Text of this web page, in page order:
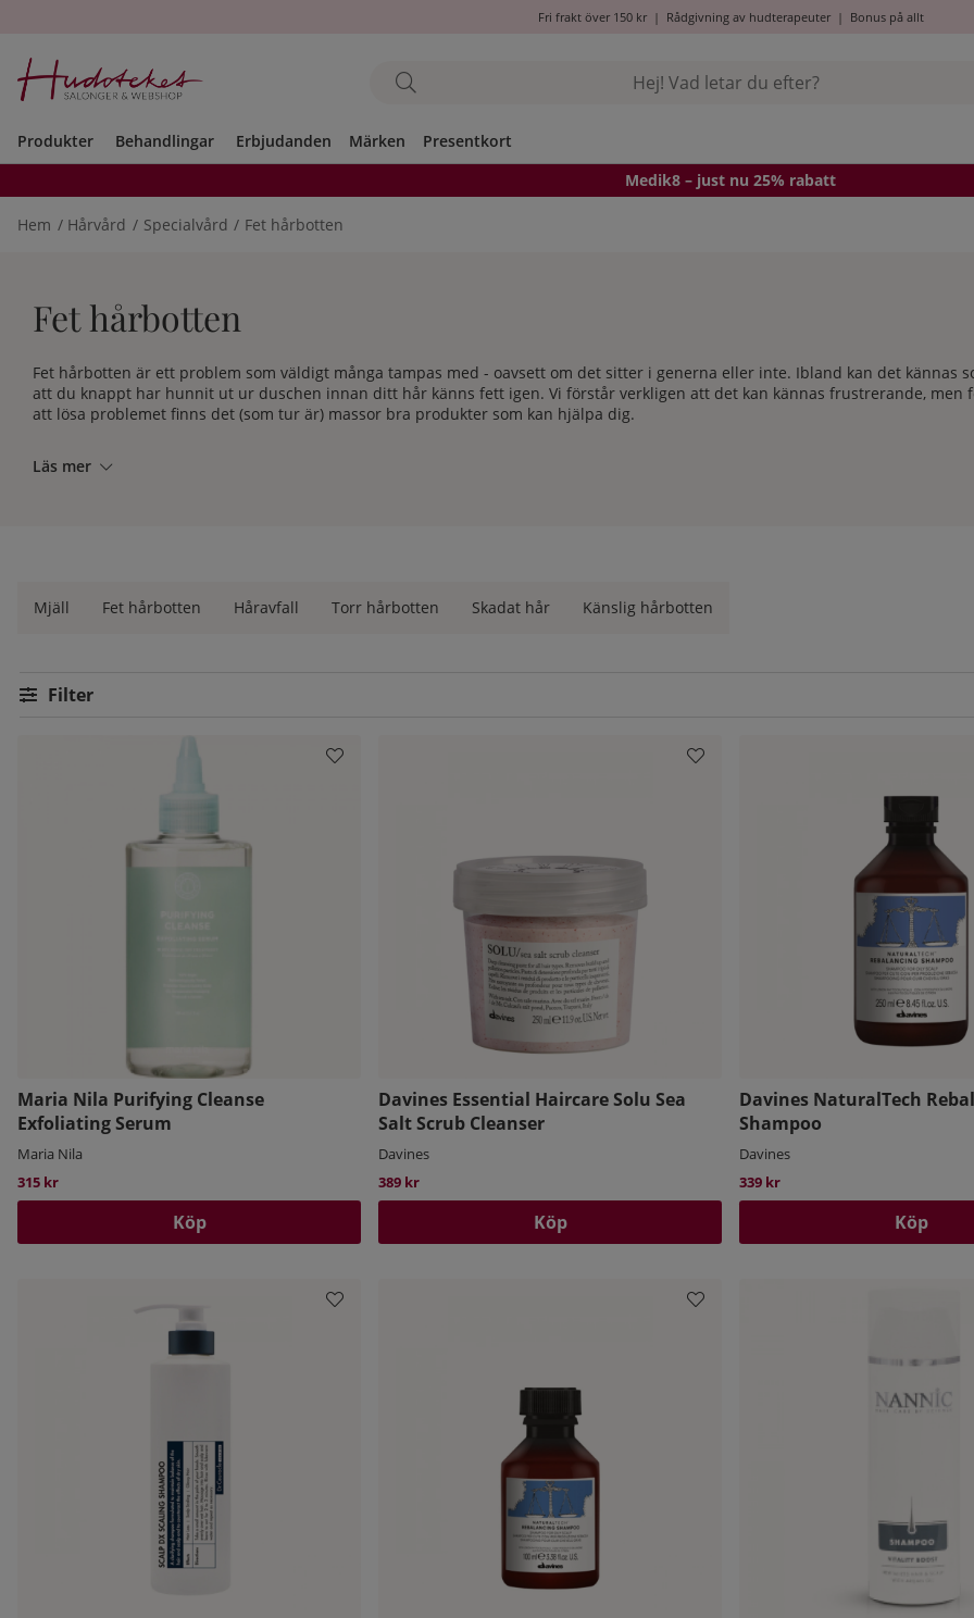
Fri frakt över 150 kr| Rådgivning av hudterapeuter| Bonus på allt
Produkter Behandlingar Erbjudanden Märken
Presentkort
Medik8 – just nu 25% rabatt
Hem Hårvård Specialvård Fet hårbotten
Fet hårbotten
Fet hårbotten är ett problem som väldigt många tampas med - oavsett om det sitter i generna eller inte. Ibland kan det kännas
att du knappt har hunnit ut ur duschen innan ditt hår känns fett igen. Vi förstår verkligen att det kan kännas frustrerande, men
att lösa problemet finns det (som tur är) massor bra produkter som kan hjälpa dig.
Varför är min hårbotten fet?
I många fall handlar det dock om att vi själva tvättat håret för ofta, och på så sätt skapat en större talgproduktion. Det som
på hormonella förändringar och stress i livet.
Hur behandlar jag fet hårbotten?
Ja, det är viktigt att du successivt avvänjer håret från att dagligen tvättas. Vi vet att det är ganska tufft att vänja av håret vid mer
regelbunden tvätt (Torrschampo, säger vi bara!) och i början kan det kännas jobbigt att gå runt med fettigt hår. Det kommer dock
att vara värt det! Vänj håret vid att bli tvättat cirka två gånger om veckan - det är tillräckligt.
Sedan handlar det mycket om att använda rätt produkter som passar ditt hår. Här har vi samlat våra produkter som passar för
med fet hårbotten. Känner du dig osäker på vilken produkt du ska välja? Kontakta oss på
så hjälper vi givetvis dig.
Läs mer
Mjäll Fet hårbotten Håravfall Torr hårbotten Skadat hår Känslig hårbotten
Filtrera
Maria Nila Purifying Cleanse
Exfoliating Serum
Maria Nila
315 kr
Köp
Davines Essential Haircare Solu Sea
Salt Scrub Cleanser
Davines
389 kr
Köp
Davines NaturalTech
Shampoo
Davines
339 kr
Köp